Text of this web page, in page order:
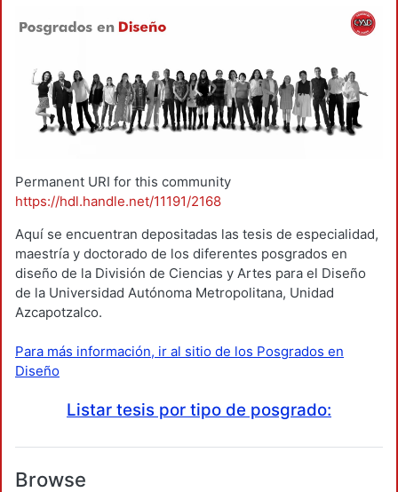
Permanent URI for this community
https://hdl.handle.net/11191/2168
Aquí se encuentran depositadas las tesis de especialidad,
maestría y doctorado de los diferentes posgrados en
diseño de la División de Ciencias y Artes para el Diseño
de la Universidad Autónoma Metropolitana, Unidad
Azcapotzalco.
Para más información, ir al sitio de los Posgrados en
Diseño
Listar tesis por tipo de posgrado:
Browse